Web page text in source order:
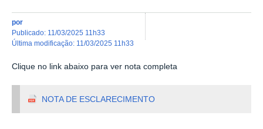
por
publicado: 11/03/2025 11h33
última modificação: 11/03/2025 11h33
Clique no link abaixo para ver nota completa
NOTA DE ESCLARECIMENTO